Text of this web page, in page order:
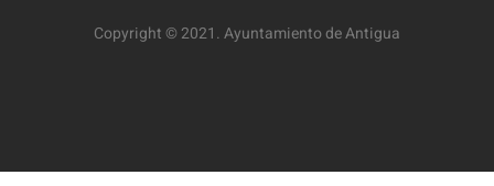
Copyright © 2021. Ayuntamiento de Antigua